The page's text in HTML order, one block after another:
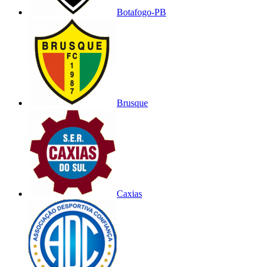
Botafogo-PB
Brusque
Caxias